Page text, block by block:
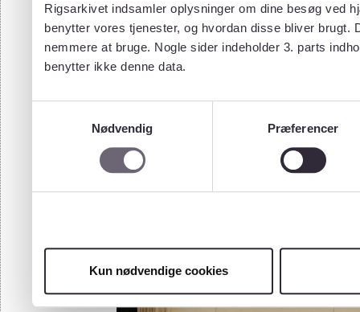
Rigsarkivet indsamler oplysninger om dine besøg ved
benytter vores tjenester, og hvordan disse bliver
nemmere at bruge. Nogle sider indeholder 3. parts
benytter ikke denne data.
Nødvendig
Præferencer
Kun nødvendige cookies